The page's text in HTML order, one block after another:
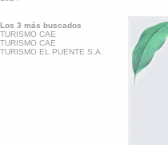
Los 3 más buscados
TURISMO CAE
TURISMO CAE
TURISMO EL PUENTE S.A.